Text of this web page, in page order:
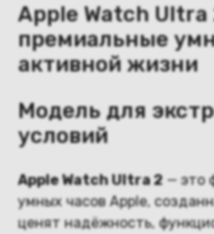
Apple Watch
премиальные
активной жизни
Модель для
условий
Apple Watch Ultra 2 — это
умных часов Apple,
ценят надёжность,